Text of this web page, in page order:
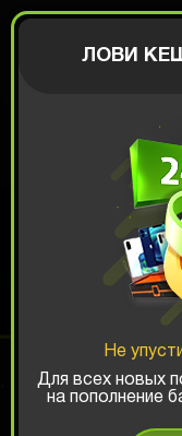
x1
ЛОВИ
Не
Для всех новых
на пополнение